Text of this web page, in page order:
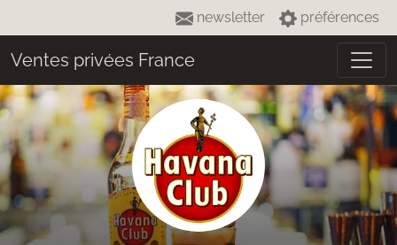
newsletter préférences
Ventes privées France